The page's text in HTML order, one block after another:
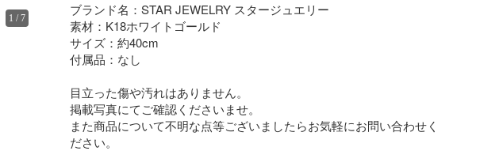
1 /7
ブランド名：STAR JEWELRY スタージュエリー
素材：K18ホワイトゴールド
サイズ：約40cm
付属品：なし
目立った傷や汚れはありません。
掲載写真にてご確認くださいませ。
また商品について不明な点等ございましたらお気軽にお問い合わせく
ださい。